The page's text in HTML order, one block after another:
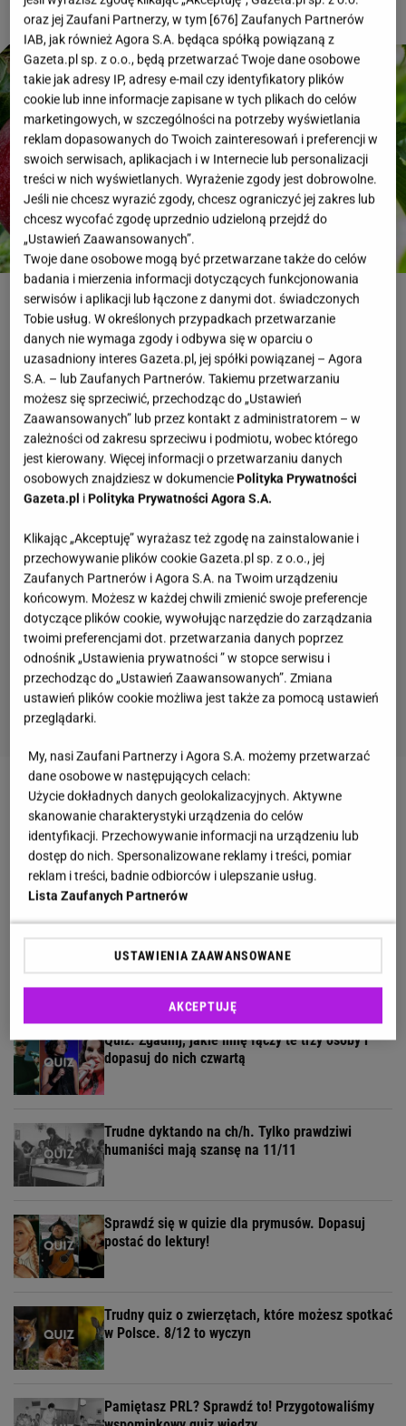
ROZWIĄŻ QUIZ
Quiz - te wieczorynki pamiętają tylko wychowani
w PRL-u! A ty?
5 kategorii, 5 pytań. Rozwiąż quiz wiedzy
ogólnej dla wybitnych!
Quiz geograficzny dla bystrzaków. 7/11 to już
wynik godny mistrza!
Quiz. Zgadnij, jakie imię łączy te trzy osoby i
dopasuj do nich czwartą
Trudne dyktando na ch/h. Tylko prawdziwi
humaniści mają szansę na 11/11
Sprawdź się w quizie dla prymusów. Dopasuj
postać do lektury!
Trudny quiz o zwierzętach, które możesz spotkać
w Polsce. 8/12 to wyczyn
Pamiętasz PRL? Sprawdź to! Przygotowaliśmy
oraz jej Zaufani Partnerzy, w tym [676] Zaufanych Partnerów
IAB, jak również Agora S.A. będąca spółką powiązaną z
Gazeta.pl sp. z o.o., będą przetwarzać Twoje dane osobowe
takie jak adresy IP, adresy e-mail czy identyfikatory plików
cookie lub inne informacje zapisane w tych plikach do celów
marketingowych, w szczególności na potrzeby wyświetlania
reklam dopasowanych do Twoich zainteresowań i preferencji w
swoich serwisach, aplikacjach i w Internecie lub personalizacji
treści w nich wyświetlanych. Wyrażenie zgody jest dobrowolne.
Jeśli nie chcesz wyrazić zgody, chcesz ograniczyć jej zakres lub
chcesz wycofać zgodę uprzednio udzieloną przejdź do
„Ustawień Zaawansowanych”.
Twoje dane osobowe mogą być przetwarzane także do celów
badania i mierzenia informacji dotyczących funkcjonowania
serwisów i aplikacji lub łączone z danymi dot. świadczonych
Tobie usług. W określonych przypadkach przetwarzanie
danych nie wymaga zgody i odbywa się w oparciu o
uzasadniony interes Gazeta.pl, jej spółki powiązanej – Agora
S.A. – lub Zaufanych Partnerów. Takiemu przetwarzaniu
możesz się sprzeciwić, przechodząc do „Ustawień
Zaawansowanych” lub przez kontakt z administratorem – w
zależności od zakresu sprzeciwu i podmiotu, wobec którego
jest kierowany. Więcej informacji o przetwarzaniu danych
osobowych znajdziesz w dokumencie Polityka Prywatności
Gazeta.pl i Polityka Prywatności Agora S.A.
Klikając „Akceptuję” wyrażasz też zgodę na zainstalowanie i
przechowywanie plików cookie Gazeta.pl sp. z o.o., jej
Zaufanych Partnerów i Agora S.A. na Twoim urządzeniu
końcowym. Możesz w każdej chwili zmienić swoje preferencje
dotyczące plików cookie, wywołując narzędzie do zarządzania
twoimi preferencjami dot. przetwarzania danych poprzez
odnośnik „Ustawienia prywatności ” w stopce serwisu i
przechodząc do „Ustawień Zaawansowanych”. Zmiana
ustawień plików cookie możliwa jest także za pomocą ustawień
przeglądarki.
My, nasi Zaufani Partnerzy i Agora S.A. możemy przetwarzać
dane osobowe w następujących celach:
Użycie dokładnych danych geolokalizacyjnych. Aktywne
skanowanie charakterystyki urządzenia do celów
identyfikacji. Przechowywanie informacji na urządzeniu lub
dostęp do nich. Spersonalizowane reklamy i treści, pomiar
reklam i treści, badnie odbiorców i ulepszanie usług.
Lista Zaufanych Partnerów
USTAWIENIA ZAAWANSOWANE
AKCEPTUJĘ